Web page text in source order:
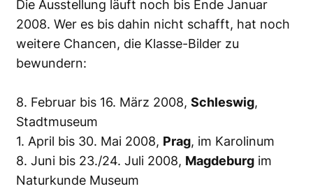
Die Ausstellung läuft noch bis Ende Januar
2008. Wer es bis dahin nicht schafft, hat noch
weitere Chancen, die Klasse-Bilder zu
bewundern:
8. Februar bis 16. März 2008, Schleswig,
Stadtmuseum
1. April bis 30. Mai 2008, Prag, im Karolinum
8. Juni bis 23./24. Juli 2008, Magdeburg im
Naturkunde Museum